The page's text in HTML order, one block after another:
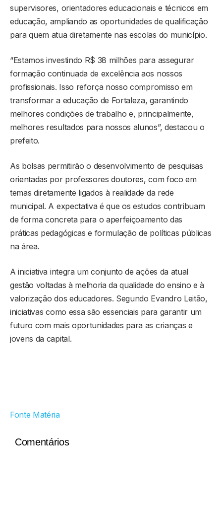
supervisores, orientadores educacionais e técnicos em
educação, ampliando as oportunidades de qualificação
para quem atua diretamente nas escolas do município.
“Estamos investindo R$ 38 milhões para assegurar
formação continuada de excelência aos nossos
profissionais. Isso reforça nosso compromisso em
transformar a educação de Fortaleza, garantindo
melhores condições de trabalho e, principalmente,
melhores resultados para nossos alunos”, destacou o
prefeito.
As bolsas permitirão o desenvolvimento de pesquisas
orientadas por professores doutores, com foco em
temas diretamente ligados à realidade da rede
municipal. A expectativa é que os estudos contribuam
de forma concreta para o aperfeiçoamento das
práticas pedagógicas e formulação de políticas públicas
na área.
A iniciativa integra um conjunto de ações da atual
gestão voltadas à melhoria da qualidade do ensino e à
valorização dos educadores. Segundo Evandro Leitão,
iniciativas como essa são essenciais para garantir um
futuro com mais oportunidades para as crianças e
jovens da capital.
Fonte Matéria
Comentários